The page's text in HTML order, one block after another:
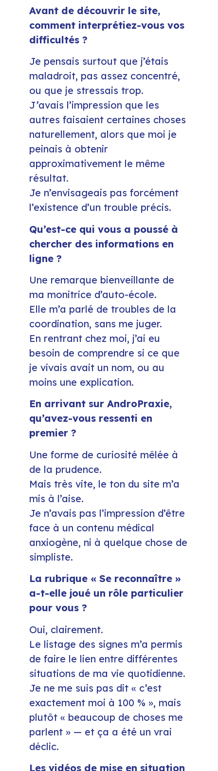
Avant de découvrir le site,
comment interprétiez-vous vos
difficultés ?
Je pensais surtout que j’étais
maladroit, pas assez concentré,
ou que je stressais trop.
J’avais l’impression que les
autres faisaient certaines choses
naturellement, alors que moi je
peinais à obtenir
approximativement le même
résultat.
Je n’envisageais pas forcément
l’existence d’un trouble précis.
Qu’est-ce qui vous a poussé à
chercher des informations en
ligne ?
Une remarque bienveillante de
ma monitrice d’auto-école.
Elle m’a parlé de troubles de la
coordination, sans me juger.
En rentrant chez moi, j’ai eu
besoin de comprendre si ce que
je vivais avait un nom, ou au
moins une explication.
En arrivant sur AndroPraxie,
qu’avez-vous ressenti en
premier ?
Une forme de curiosité mêlée à
de la prudence.
Mais très vite, le ton du site m’a
mis à l’aise.
Je n’avais pas l’impression d’être
face à un contenu médical
anxiogène, ni à quelque chose de
simpliste.
La rubrique « Se reconnaître »
a-t-elle joué un rôle particulier
pour vous ?
Oui, clairement.
Le listage des signes m’a permis
de faire le lien entre différentes
situations de ma vie quotidienne.
Je ne me suis pas dit « c’est
exactement moi à 100 % », mais
plutôt « beaucoup de choses me
parlent » — et ça a été un vrai
déclic.
Les vidéos de mise en situation